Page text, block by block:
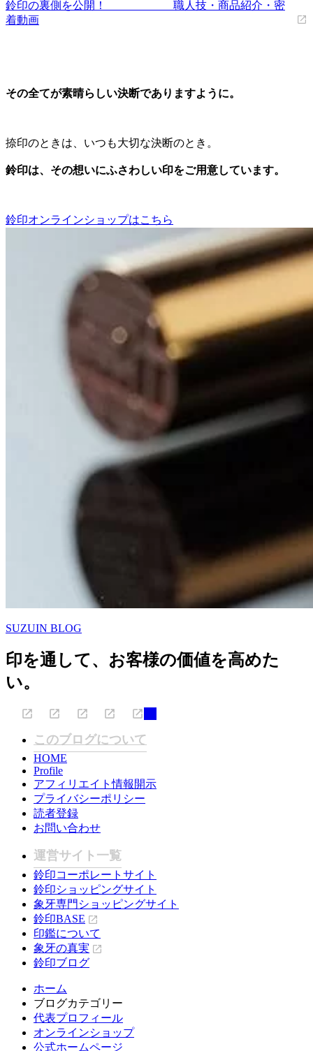
鈴印の裏側を公開！ 職人技・商品紹介・密
着動画
その全てが素晴らしい決断でありますように。
捺印のときは、いつも大切な決断のとき。
鈴印は、その想いにふさわしい印をご用意しています。
鈴印オンラインショップはこちら
SUZUIN BLOG
印を通して、お客様の価値を高めた
い。
このブログについて
HOME
Profile
アフィリエイト情報開示
プライバシーポリシー
読者登録
お問い合わせ
運営サイト一覧
鈴印コーポレートサイト
鈴印ショッピングサイト
象牙専門ショッピングサイト
鈴印BASE
印鑑について
象牙の真実
鈴印ブログ
ホーム
ブログカテゴリー
代表プロフィール
オンラインショップ
公式ホームページ